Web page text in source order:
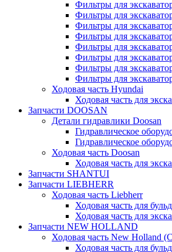
Фильтры для
Фильтры для
Фильтры для
Фильтры для
Фильтры для
Фильтры для
Фильтры для
Фильтры для
Ходовая часть Hyundai
Ходовая часть для
Запчасти DOOSAN
Детали гидравлики Doosan
Гидравлическое
Гидравлическое
Ходовая часть Doosan
Ходовая часть для
Запчасти SHANTUI
Запчасти LIEBHERR
Ходовая часть Liebherr
Ходовая часть для
Ходовая часть для
Запчасти NEW HOLLAND
Ходовая часть New Holland
Ходовая часть для